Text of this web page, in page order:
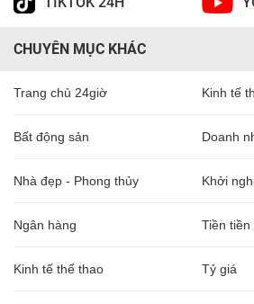
CHUYÊN MỤC KHÁC
Trang chủ 24giờ Kinh tế
Bất động sản Doanh
Nhà đẹp - Phong thủy Khởi
Ngân hàng Tiền tiền
Kinh tế thể thao Tỷ giá